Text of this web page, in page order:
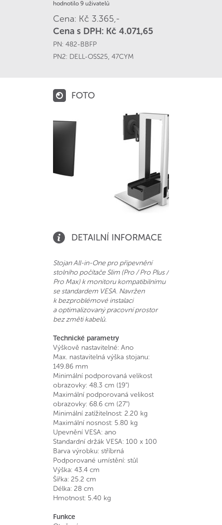
hodnotilo 9 uživatelů
Cena: Kč 3.365,-
Cena s DPH: Kč 4.071,65
PN: 482-BBFP
PN2: DELL-OSS25, 47CYM
FOTO
DETAILNÍ INFORMACE
Stojan All-in-One pro připevnění
stolního počítače Slim (Pro / Pro Plus /
Pro Max) k monitoru kompatibilnímu
se standardem VESA. Navržen
k bezproblémové instalaci
a optimalizovaný pracovní prostor
bez změti kabelů.
Technické parametry
Výškově nastavitelné: Ano
Max. nastavitelná výška stojanu:
149.86 mm
Minimální podporovaná velikost
obrazovky: 48.3 cm (19")
Maximální podporovaná velikost
obrazovky: 68.6 cm (27")
Minimální zatížitelnost: 2.20 kg
Maximální nosnost: 5.80 kg
Upevnění VESA: ano
Standardní držák VESA: 100 x 100
Barva výrobku: stříbrná
Podporované umístění: stůl
Výška: 43.4 cm
Šířka: 25.2 cm
Délka: 28 cm
Hmotnost: 5.40 kg
Funkce